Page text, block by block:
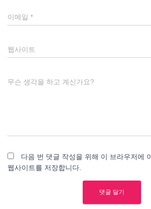
이메일 *
웹사이트
무슨 생각을 하고 계신가요?
다음 번 댓글 작성을 위해 이 브라우저에
웹사이트를 저장합니다.